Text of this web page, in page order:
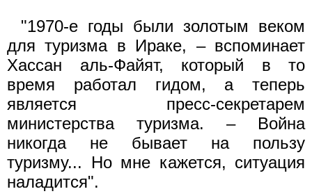
"1970-е годы были золотым веком
для туризма в Ираке, – вспоминает
Хассан аль-Файят, который в то
время работал гидом, а теперь
является пресс-секретарем
министерства туризма. – Война
никогда не бывает на пользу
туризму... Но мне кажется, ситуация
наладится".